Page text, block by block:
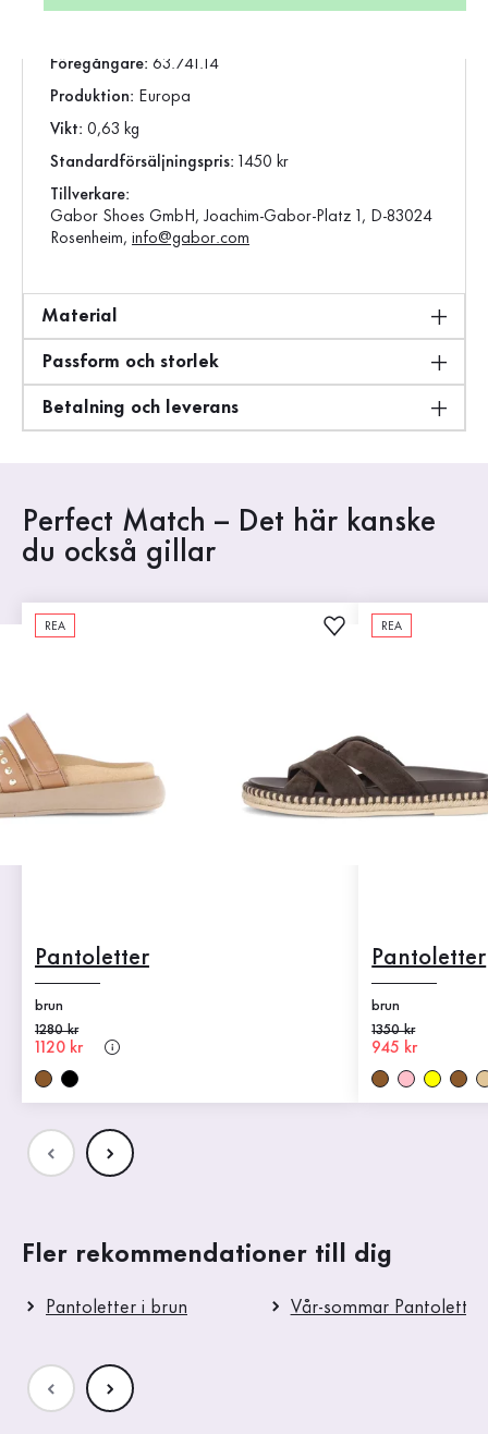
Föregångare: 63.741.14
Produktion: Europa
Vikt: 0,63 kg
Standardförsäljningspris: 1450 kr
Tillverkare:
Gabor Shoes GmbH, Joachim-Gabor-Platz 1, D-83024
Rosenheim, info@gabor.com
Material
Passform och storlek
Betalning och leverans
Perfect Match – Det här kanske
du också gillar
REA
Pantoletter
brun
Gammalt pris
1280 kr
Nytt pris
1120 kr
REA
Pantoletter
brun
Gammalt pris
1350 kr
Nytt pris
945 kr
Fler rekommendationer till dig
Pantoletter i brun Vår-sommar Pantoletter